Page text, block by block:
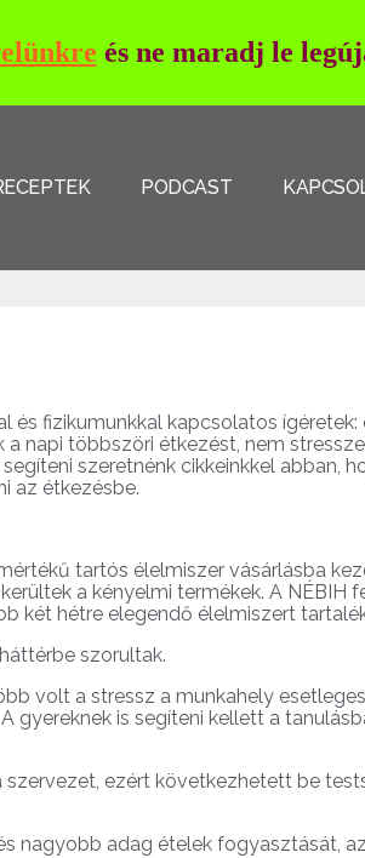
és ne maradj le
PODCAST
fizikumunkkal kapcsolatos ígéretek:
napi többszöri étkezést, nem
szeretnénk cikkeinkkel abban,
az étkezésbe.
tartós élelmiszer vásárlásba
a kényelmi termékek. A NÉBIH
két hétre elegendő élelmiszert
szorultak.
volt a stressz a munkahely
gyereknek is segíteni kellett a
ezért következhetett be
nagyobb adag ételek fogyasztását,